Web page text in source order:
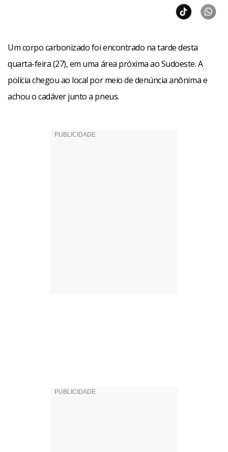
Um corpo carbonizado foi encontrado na tarde desta
quarta-feira (27), em uma área próxima ao Sudoeste. A
polícia chegou ao local por meio de denúncia anônima e
achou o cadáver junto a pneus.